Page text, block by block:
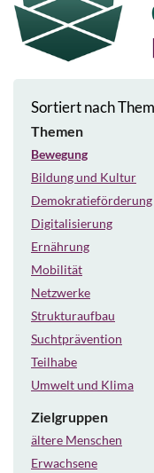
Sortiert nach
Themen
Bewegung
Bildung und Kultur
Demokratieförderung
Digitalisierung
Ernährung
Mobilität
Netzwerke
Strukturaufbau
Suchtprävention
Teilhabe
Umwelt und Klima
Zielgruppen
ältere Menschen
Erwachsene